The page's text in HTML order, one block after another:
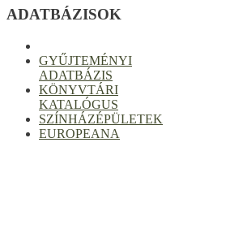
ADATBÁZISOK
GYŰJTEMÉNYI
ADATBÁZIS
KÖNYVTÁRI
KATALÓGUS
SZÍNHÁZÉPÜLETEK
EUROPEANA